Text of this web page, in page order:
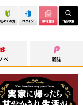
初めての方 ログイン 無料登録 作品検索
ベ 雑誌